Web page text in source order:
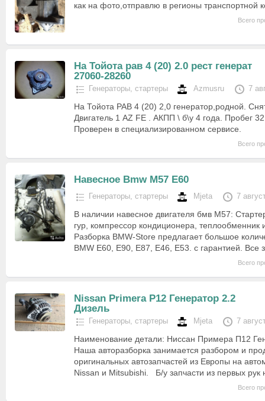
как на фото,отправлю в регионы транспортной
Всего
На Тойота рав 4 (20) 2.0 рест генерат
27060-28260
Генераторы, стартеры Azmusru 7
На Тойота РАВ 4 (20) 2,0 генератор,родной.
Двигатель 1 AZ FE . АКПП \ б\у 4 года. Пробег 32
Проверен в специализированном сервисе.
Всего
Навесное Bmw M57 E60
Генераторы, стартеры Mjeta 7
В наличии навесное двигателя бмв М57:
гур, компрессор кондиционера, теплообменник
Разборка BMW-Store предлагает большое
BMW E60, E90, E87, E46, E53. с гарантией. Все
Всего
Nissan Primera P12 Генератор 2.2
Дизель
Генераторы, стартеры Mjeta 7
Наименование детали: Ниссан Примера П12
Наша авторазборка занимается разбором и
оригинальных автозапчастей из Европы на
Nissan и Mitsubishi. Б/у запчасти из первых
Всего